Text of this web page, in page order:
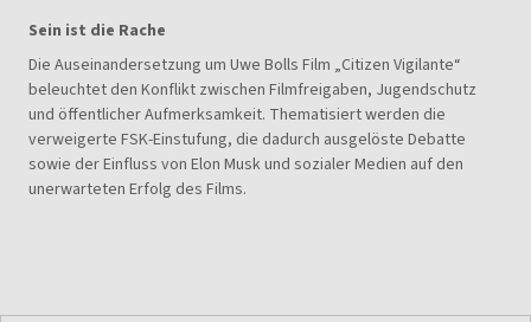
Sein ist die Rache
Die Auseinandersetzung um Uwe Bolls Film „Citizen Vigilante“
beleuchtet den Konflikt zwischen Filmfreigaben, Jugendschutz
und öffentlicher Aufmerksamkeit. Thematisiert werden die
verweigerte FSK-Einstufung, die dadurch ausgelöste Debatte
sowie der Einfluss von Elon Musk und sozialer Medien auf den
unerwarteten Erfolg des Films.